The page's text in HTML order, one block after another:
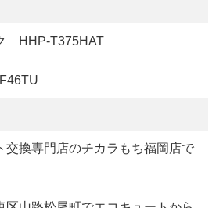
HHP-T375HAT
交換専門店のチカラもち福岡店で